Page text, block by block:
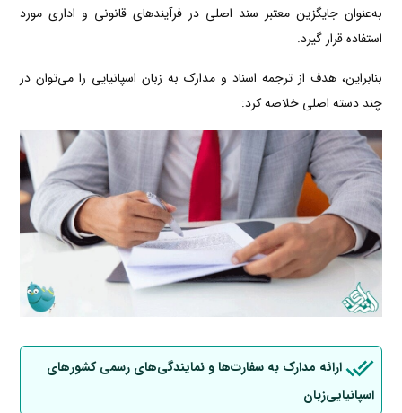
به‌عنوان جایگزین معتبر سند اصلی در فرآیندهای قانونی و اداری مورد
استفاده قرار گیرد.
بنابراین، هدف از ترجمه اسناد و مدارک به زبان اسپانیایی را می‌توان در
چند دسته اصلی خلاصه کرد:
ارائه مدارک به سفارت‌ها و نمایندگی‌های رسمی کشورهای
اسپانیایی‌زبان